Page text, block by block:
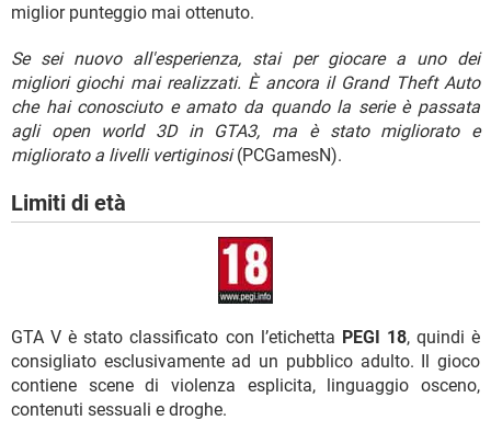
miglior punteggio mai ottenuto.
Se sei nuovo all'esperienza, stai per giocare a uno dei
migliori giochi mai realizzati. È ancora il Grand Theft Auto
che hai conosciuto e amato da quando la serie è passata
agli open world 3D in GTA3, ma è stato migliorato e
migliorato a livelli vertiginosi(PCGamesN).
Limiti di età
GTA V è stato classificato con l’etichetta PEGI 18, quindi è
consigliato esclusivamente ad un pubblico adulto. Il gioco
contiene scene di violenza esplicita, linguaggio osceno,
contenuti sessuali e droghe.